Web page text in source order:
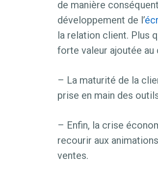
de manière
développement de l’
la relation client. Plus
forte valeur ajoutée
– La maturité de la
prise en main des
– Enfin, la crise
recourir aux
ventes.